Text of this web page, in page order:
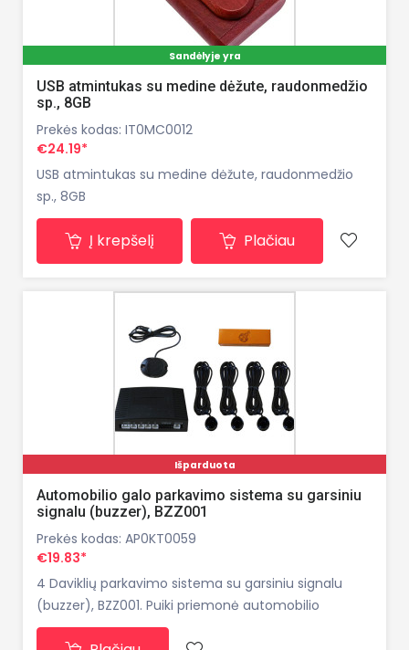
Sandėlyje yra
USB atmintukas su medine dėžute, raudonmedžio
sp., 8GB
Prekės kodas: IT0MC0012
€24.19*
USB atmintukas su medine dėžute, raudonmedžio
sp., 8GB
Į krepšelį Plačiau
Išparduota
Automobilio galo parkavimo sistema su garsiniu
signalu (buzzer), BZZ001
Prekės kodas: AP0KT0059
€19.83*
4 Daviklių parkavimo sistema su garsiniu signalu
(buzzer), BZZ001. Puiki priemonė automobilio
saugumui, davikliai garsiniu signalu įspėja apie gale